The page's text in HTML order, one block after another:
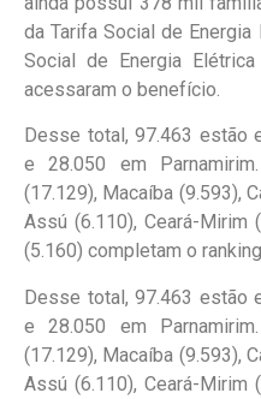
da Tarifa Social de Energia
Social de Energia
acessaram o benefício.
Desse total, 97.463 estão
e 28.050 em
(17.129), Macaíba (9.593),
Assú (6.110), Ceará-
(5.160) completam o
Desse total, 97.463 estão
e 28.050 em
(17.129), Macaíba (9.593),
Assú (6.110), Ceará-